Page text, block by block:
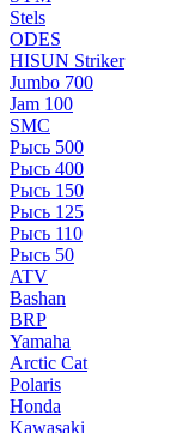
Stels
ОDЕS
HISUN Striker
Jumbo 700
Jam 100
SMC
Рысь 500
Рысь 400
Рысь 150
Рысь 125
Рысь 110
Рысь 50
ATV
Bashan
BRP
Yamaha
Arctic Cat
Polaris
Honda
Kawasaki